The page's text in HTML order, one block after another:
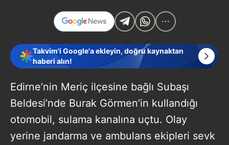
Takvim'i Google'a ekleyin, doğru kaynaktan
haberi alın!
Edirne’nin Meriç ilçesine bağlı Subaşı
Beldesi’nde Burak Görmen’in kullandığı
otomobil, sulama kanalına uçtu. Olay
yerine jandarma ve ambulans ekipleri sevk